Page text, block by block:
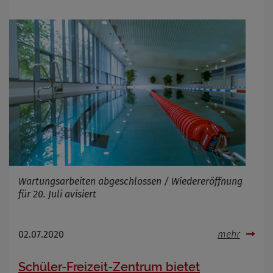
Wartungsarbeiten abgeschlossen / Wiedereröffnung
für 20. Juli avisiert
02.07.2020 mehr
Schüler-Freizeit-Zentrum bietet
Cookie Name
Cookie Laufzeit
Infos schließen